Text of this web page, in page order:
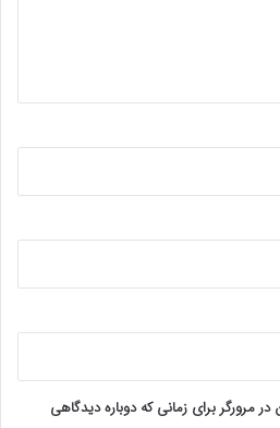
مرورگر برای زمانی که دوباره دیدگاهی